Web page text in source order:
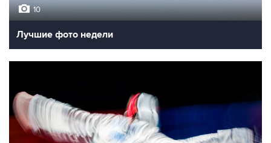
10
Лучшие фото недели